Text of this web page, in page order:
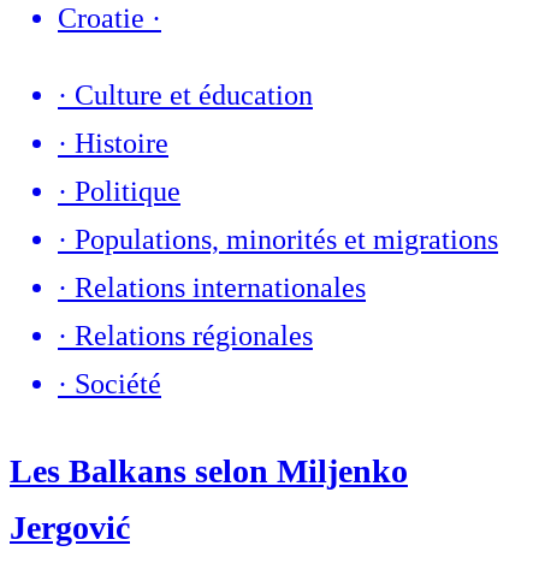
Croatie ·
· Culture et éducation
· Histoire
· Politique
· Populations, minorités et migrations
· Relations internationales
· Relations régionales
· Société
Les Balkans selon Miljenko
Jergović